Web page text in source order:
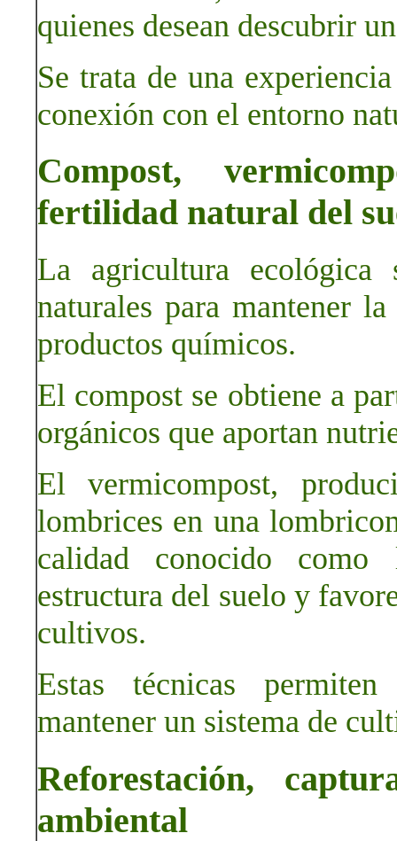
quienes desean descubrir
Se trata de una
conexión con el entorno
Compost,
fertilidad natural del
La agricultura
naturales para mantener
productos químicos.
El compost se obtiene a
orgánicos que aportan
El vermicompost,
lombrices en una
calidad conocido como
estructura del suelo y
cultivos.
Estas técnicas
mantener un sistema de
Reforestación,
ambiental